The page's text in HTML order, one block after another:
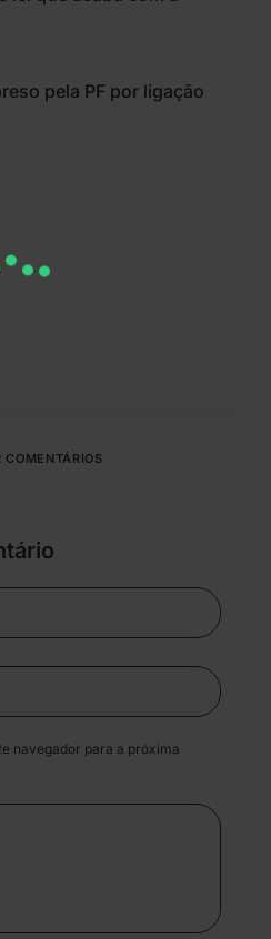
pela PF por ligação
COMENTÁRIOS
navegador para a próxima